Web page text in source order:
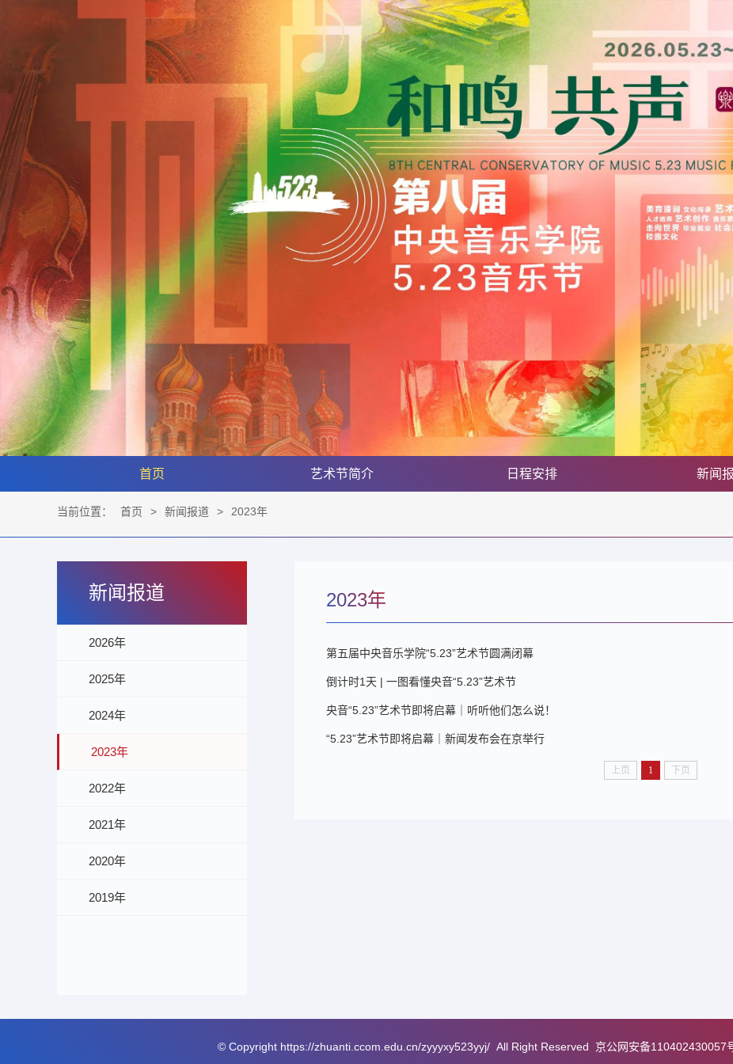
首页 艺术节简介 日程安排 新闻
当前位置： 首页 > 新闻报道 > 2023年
新闻报道
2026年
2025年
2024年
2023年
2022年
2021年
2020年
2019年
2023年
第五届中央音乐学院“5.23”艺术节圆满闭幕
倒计时1天 | 一图看懂央音“5.23”艺术节
央音“5.23”艺术节即将启幕｜听听他们怎么说！
“5.23”艺术节即将启幕｜新闻发布会在京举行
上页 1 下页
© Copyright https://zhuanti.ccom.edu.cn/zyyyxy523yyj/ All Right Reserved 京公网安备110402430057